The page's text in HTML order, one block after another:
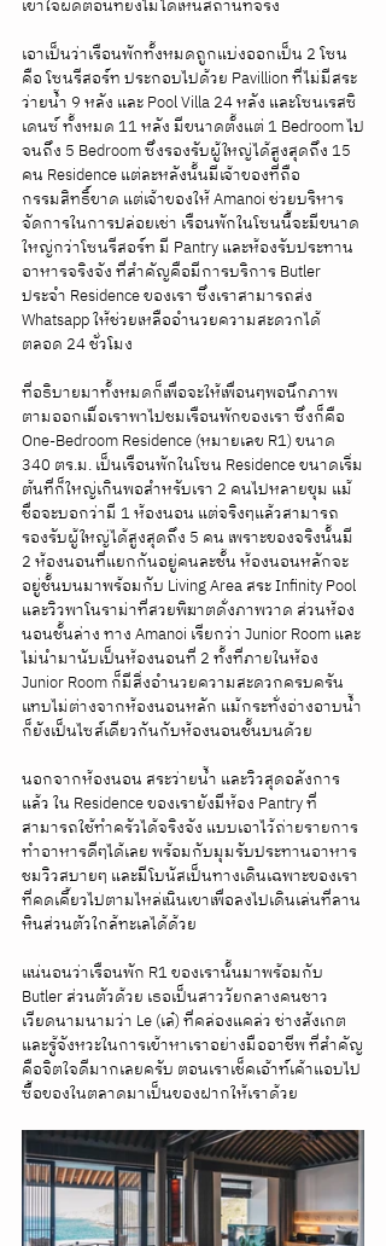
เข้าใจผิดตอนที่ยังไม่ได้เห็นสถานที่จริง
เอาเป็นว่าเรือนพักทั้งหมดถูกแบ่งออกเป็น 2 โซน
คือ โซนรีสอร์ท ประกอบไปด้วย Pavillion ที่ไม่มีสระ
ว่ายน้ำ 9 หลัง และ Pool Villa 24 หลัง และโซนเรสซิ
เดนซ์ ทั้งหมด 11 หลัง มีขนาดตั้งแต่ 1 Bedroom ไป
จนถึง 5 Bedroom ซึ่งรองรับผู้ใหญ่ได้สูงสุดถึง 15
คน Residence แต่ละหลังนั้นมีเจ้าของที่ถือ
กรรมสิทธิ์ขาด แต่เจ้าของให้ Amanoi ช่วยบริหาร
จัดการในการปล่อยเช่า เรือนพักในโซนนี้จะมีขนาด
ใหญ่กว่าโซนรีสอร์ท มี Pantry และห้องรับประทาน
อาหารจริงจัง ที่สำคัญคือมีการบริการ Butler
ประจำ Residence ของเรา ซึ่งเราสามารถส่ง
Whatsapp ให้ช่วยเหลืออำนวยความสะดวกได้
ตลอด 24 ชั่วโมง
ที่อธิบายมาทั้งหมดก็เพื่อจะให้เพื่อนๆพอนึกภาพ
ตามออกเมื่อเราพาไปชมเรือนพักของเรา ซึ่งก็คือ
One-Bedroom Residence (หมายเลข R1) ขนาด
340 ตร.ม. เป็นเรือนพักในโซน Residence ขนาดเริ่ม
ต้นที่ก็ใหญ่เกินพอสำหรับเรา 2 คนไปหลายขุม แม้
ชื่อจะบอกว่ามี 1 ห้องนอน แต่จริงๆแล้วสามารถ
รองรับผู้ใหญ่ได้สูงสุดถึง 5 คน เพราะของจริงนั้นมี
2 ห้องนอนที่แยกกันอยู่คนละชั้น ห้องนอนหลักจะ
อยู่ชั้นบนมาพร้อมกับ Living Area สระ Infinity Pool
และวิวพาโนราม่าที่สวยพิฆาตดั่งภาพวาด ส่วนห้อง
นอนชั้นล่าง ทาง Amanoi เรียกว่า Junior Room และ
ไม่นำมานับเป็นห้องนอนที่ 2 ทั้งที่ภายในห้อง
Junior Room ก็มีสิ่งอำนวยความสะดวกครบครัน
แทบไม่ต่างจากห้องนอนหลัก แม้กระทั่งอ่างอาบน้ำ
ก็ยังเป็นไซส์เดียวกันกับห้องนอนชั้นบนด้วย
นอกจากห้องนอน สระว่ายน้ำ และวิวสุดอลังการ
แล้ว ใน Residence ของเรายังมีห้อง Pantry ที่
สามารถใช้ทำครัวได้จริงจัง แบบเอาไว้ถ่ายรายการ
ทำอาหารดีๆได้เลย พร้อมกับมุมรับประทานอาหาร
ชมวิวสบายๆ และมีโบนัสเป็นทางเดินเฉพาะของเรา
ที่คดเคี้ยวไปตามไหล่เนินเขาเพื่อลงไปเดินเล่นที่ลาน
หินส่วนตัวใกล้ทะเลได้ด้วย
แน่นอนว่าเรือนพัก R1 ของเรานั้นมาพร้อมกับ
Butler ส่วนตัวด้วย เธอเป็นสาววัยกลางคนชาว
เวียดนามนามว่า Le (เล๋) ที่คล่องแคล่ว ช่างสังเกต
และรู้จังหวะในการเข้าหาเราอย่างมืออาชีพ ที่สำคัญ
คือจิตใจดีมากเลยครับ ตอนเราเช็คเอ้าท์เค้าแอบไป
ซื้อของในตลาดมาเป็นของฝากให้เราด้วย